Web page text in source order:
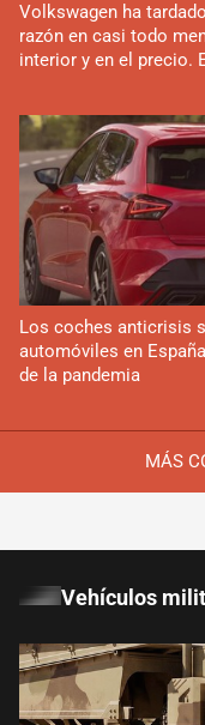
MÁS
Volkswagen ha
razón en casi todo
interior y en el precio.
Los coches anticrisis
automóviles en
de la pandemia
Vehículos